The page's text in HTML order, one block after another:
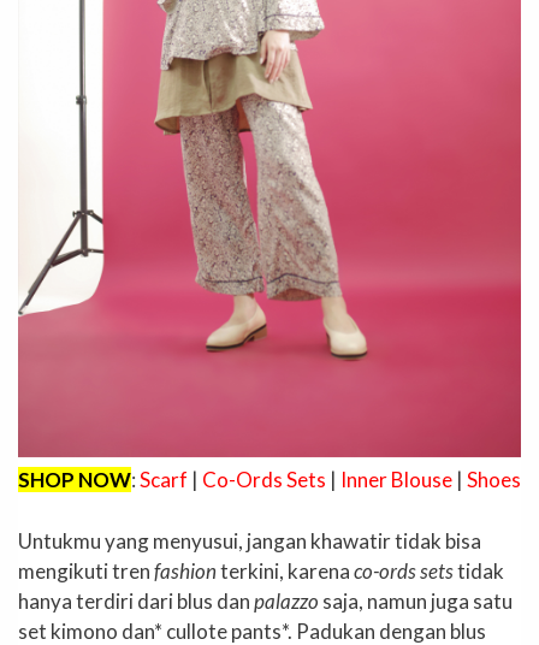
SHOP NOW:Scarf | Co-Ords Sets | Inner Blouse | Shoes
Untukmu yang menyusui, jangan khawatir tidak bisa
mengikuti trenfashionterkini, karenaco-ords setstidak
hanya terdiri dari blus danpalazzo saja, namun juga satu
set kimono dan* cullote pants*. Padukan dengan blus